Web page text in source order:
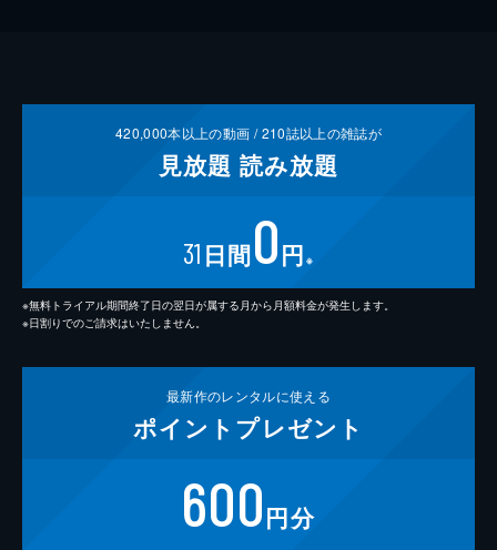
420,000本以上の動画 /210誌以上の雑誌が
見放題 読み放題
31 日間0円 ※
※無料トライアル期間終了日の翌日が属する月から月額料金が発生します。
※日割りでのご請求はいたしません。
最新作のレンタルに使える
ポイント プレゼント
600円分